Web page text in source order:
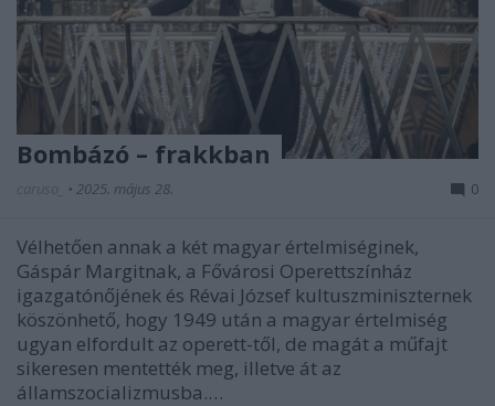
Bombázó – frakkban
caruso_ • 2025. május 28. 0
Vélhetően annak a két magyar értelmiséginek,
Gáspár Margitnak, a Fővárosi Operettszínház
igazgatónőjének és Révai József kultuszminiszternek
köszönhető, hogy 1949 után a magyar értelmiség
ugyan elfordult az operett-től, de magát a műfajt
sikeresen mentették meg, illetve át az
államszocializmusba.…